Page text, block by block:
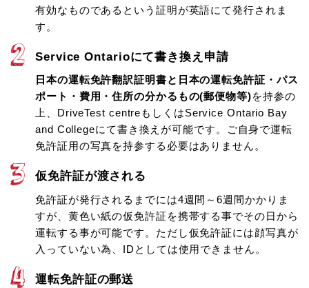
有効なものであるという証明が英語にて発行されま
す。
Service Ontarioにて書き換え申請
日本の運転免許翻訳証明書と日本の運転免許証・パス
ポート・費用・住所の分かるもの(郵便物等)を持参の
上、DriveTest centreもしくはService Ontario Bay
and Collegeにて書き換えが可能です。ご自身で運転
免許証用の写真を持参する必要はありません。
仮免許証が渡される
免許証が発行されるまでには4週間～6週間かかりま
すが、黄色い紙の仮免許証を携帯する事でその日から
運転する事が可能です。ただし仮免許証には顔写真が
入っていない為、IDとしては使用できません。
運転免許証の郵送